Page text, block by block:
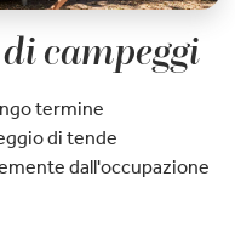
campeggi
termine
di tende
dall'occupazione